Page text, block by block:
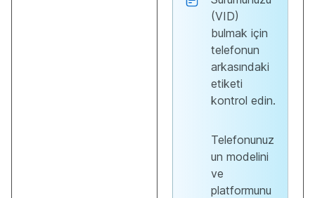
(VID)
bulmak için
telefonun
arkasındaki
etiketi
kontrol edin.
Telefonunuz
un modelini
ve
platformunu